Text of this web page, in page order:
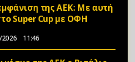
της ΑΕΚ: Με αυτή
Super Cup με ΟΦΗ
11:46